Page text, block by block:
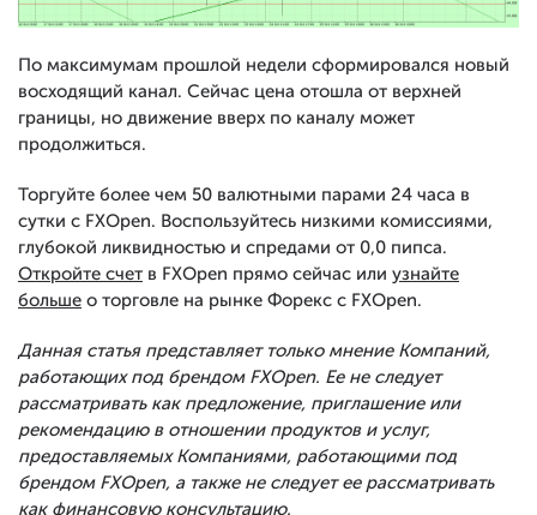
По максимумам прошлой недели сформировался новый
восходящий канал. Сейчас цена отошла от верхней
границы, но движение вверх по каналу может
продолжиться.
Торгуйте более чем 50 валютными парами 24 часа в
сутки с FXOpen. Воспользуйтесь низкими комиссиями,
глубокой ликвидностью и спредами от 0,0 пипса.
Откройте счет в FXOpen прямо сейчас или узнайте
больше о торговле на рынке Форекс с FXOpen.
Данная статья представляет только мнение Компаний,
работающих под брендом FXOpen. Ее не следует
рассматривать как предложение, приглашение или
рекомендацию в отношении продуктов и услуг,
предоставляемых Компаниями, работающими под
брендом FXOpen, а также не следует ее рассматривать
как финансовую консультацию.